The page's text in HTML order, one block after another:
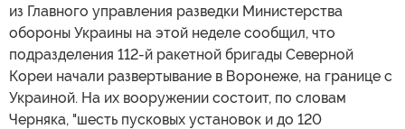
из Главного управления разведки Министерства
обороны Украины на этой неделе сообщил, что
подразделения 112-й ракетной бригады Северной
Кореи начали развертывание в Воронеже, на границе с
Украиной. На их вооружении состоит, по словам
Черняка, "шесть пусковых установок и до 120